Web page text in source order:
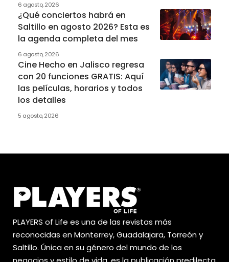
6 agosto, 2026
¿Qué conciertos habrá en
Saltillo en agosto 2026? Esta es
la agenda completa del mes
6 agosto, 2026
Cine Hecho en Jalisco regresa
con 20 funciones GRATIS: Aquí
las películas, horarios y todos
los detalles
5 agosto, 2026
PLAYERS of Life es una de las revistas más
reconocidas en Monterrey, Guadalajara, Torreón y
Saltillo. Única en su género del mundo de los